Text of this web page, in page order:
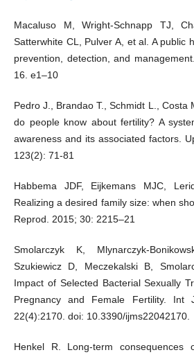
Macaluso M, Wright-Schnapp TJ,
Satterwhite CL, Pulver A, et al. A public
prevention, detection, and
16. e1–10
Pedro J., Brandao T., Schmidt L., Costa
do people know about fertility? A
awareness and its associated factors.
123(2): 71-81
Habbema JDF, Eijkemans MJC,
Realizing a desired family size: when
Reprod. 2015; 30: 2215–21
Smolarczyk K, Mlynarczyk-
Szukiewicz D, Meczekalski B,
Impact of Selected Bacterial Sexually
Pregnancy and Female Fertility. Int
22(4):2170. doi: 10.3390/ijms22042170.
Henkel R. Long-term consequences